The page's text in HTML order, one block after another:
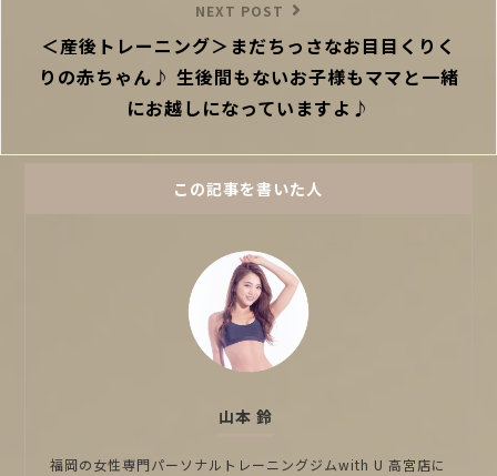
Post
NEXT POST
＜産後トレーニング＞まだちっさなお目目くりく
りの赤ちゃん♪ 生後間もないお子様もママと一緒
にお越しになっていますよ♪
この記事を書いた人
山本 鈴
福岡の女性専門パーソナルトレーニングジムwith U 高宮店に